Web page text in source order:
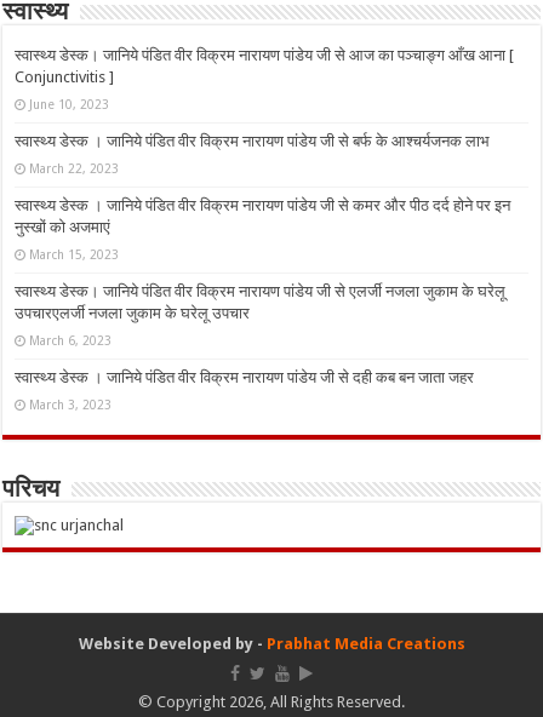
स्वास्थ्य
स्वास्थ्य डेस्क। जानिये पंडित वीर विक्रम नारायण पांडेय जी से आज का पञ्चाङ्ग आँख आना [
Conjunctivitis ]
June 10, 2023
स्वास्थ्य डेस्क । जानिये पंडित वीर विक्रम नारायण पांडेय जी से बर्फ के आश्चर्यजनक लाभ
March 22, 2023
स्वास्थ्य डेस्क । जानिये पंडित वीर विक्रम नारायण पांडेय जी से कमर और पीठ दर्द होने पर इन
नुस्‍खों को अजमाएं
March 15, 2023
स्वास्थ्य डेस्क। जानिये पंडित वीर विक्रम नारायण पांडेय जी से एलर्जी नजला जुकाम के घरेलू
उपचारएलर्जी नजला जुकाम के घरेलू उपचार
March 6, 2023
स्वास्थ्य डेस्क । जानिये पंडित वीर विक्रम नारायण पांडेय जी से दही कब बन जाता जहर
March 3, 2023
परिचय
Website Developed by - Prabhat Media Creations
© Copyright 2026, All Rights Reserved.